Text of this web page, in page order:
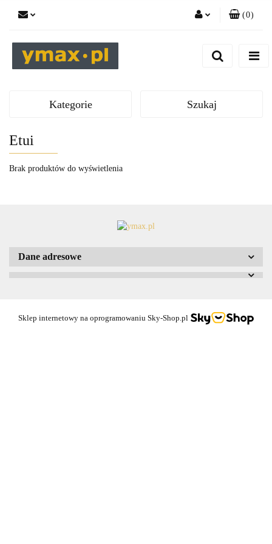
(0)
Kategorie Szukaj
Etui
Brak produktów do wyświetlenia
Dane adresowe
Sklep internetowy na oprogramowaniu Sky-Shop.pl